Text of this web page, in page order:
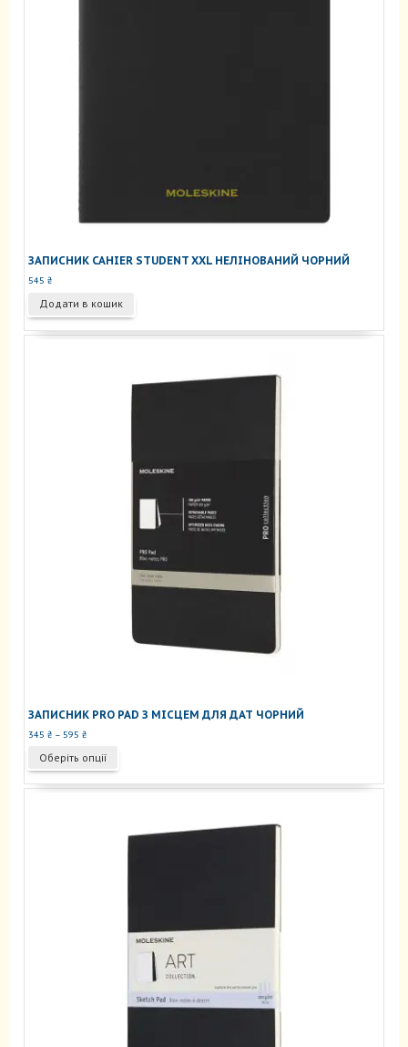
ЗАПИСНИК CAHIER STUDENT XXL НЕЛІНОВАНИЙ ЧОРНИЙ
545 ₴
Додати в кошик
ЗАПИСНИК PRO PAD З МІСЦЕМ ДЛЯ ДАТ ЧОРНИЙ
345 ₴ – 595 ₴Діапазон
від
345 ₴
до
Оберіть опції
має
Параметри
можна